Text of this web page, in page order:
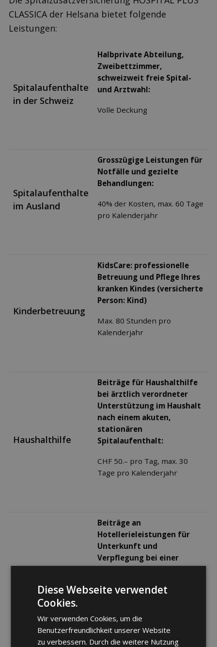
CLASSICA der Helsana bietet folgende
Leistungen:
Spitalaufenthalte
in der Schweiz
Halbprivate Abteilung,
Zweibettzimmer,
schweizweit freie Spital-
und Arztwahl:
Volle Deckung
Spitalaufenthalte
im Ausland
Grosszügige Leistungen für
Notfälle und gezielte
Behandlungen:
40% der Kosten, max. 60 Tage
pro Kalenderjahr
Kinderbetreuung
KidsCare: professionelle
Betreuung und Pﬂege Ihres
kranken Kindes (versicherte
Person: Kind)
Max. 80 Stunden pro
Kalenderjahr
Haushalthilfe
Beiträge für Haushalthilfe
bei ärztlich verordneter
Unterstützung im Haushalt
nach einem akuten,
stationären
Spitalaufenthalt:
CHF 50.– pro Tag, max. 30
Tage pro Kalenderjahr
Übergangspﬂege
Beiträge an
Hotellerieleistungen für
Unterkunft und
Verpﬂegung bei einer
Diese Webseite verwendet
Cookies.
Wir verwenden Cookies, um die
Benutzerfreundlichkeit unserer Website
zu verbessern. Durch die weitere Nutzung